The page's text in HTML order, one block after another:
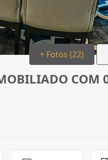
+ Fotos (22)
COM